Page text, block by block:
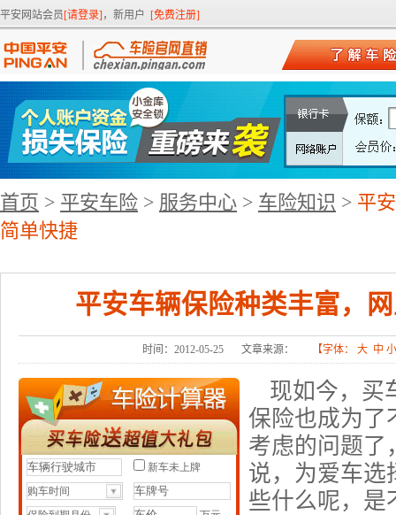
平安网站会员[请登录] ，新用户 [免费注册]
首页 > 平安车险 > 服务中心 > 车险知识 > 平
简单快捷
平安车辆保险种类丰富，
时间：2012-05-25 文章来源： 【字体： 大 中 小
现如今，买
保险也成为了
考虑的问题了
说，为爱车选
些什么呢，是